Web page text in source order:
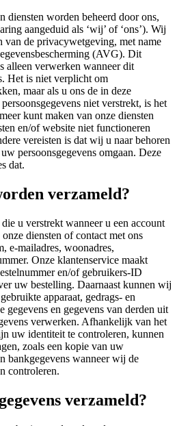
diensten worden beheerd door ons,
aangeduid als ‘wij’ of ‘ons’). Wij
van de privacywetgeving, met name
(AVG). Dit
alleen verwerken wanneer dit
Het is niet verplicht om
maar als u ons de in deze
niet verstrekt, is het
kunt maken van onze diensten
en/of website niet functioneren
vereisten is dat wij u naar behoren
persoonsgegevens omgaan. Deze
dat.
verzameld?
u verstrekt wanneer u een account
diensten of contact met ons
e-mailadres, woonadres,
Onze klantenservice maakt
en/of gebruikers-ID
uw bestelling. Daarnaast kunnen wij
apparaat, gedrags- en
gegevens en gegevens van derden uit
verwerken. Afhankelijk van het
uw identiteit te controleren, kunnen
zoals een kopie van uw
bankgegevens wanneer wij de
controleren.
verzameld?